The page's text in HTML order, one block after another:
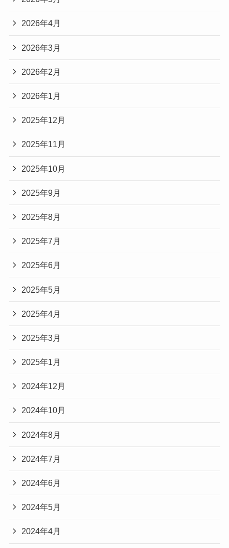
2026年4月
2026年3月
2026年2月
2026年1月
2025年12月
2025年11月
2025年10月
2025年9月
2025年8月
2025年7月
2025年6月
2025年5月
2025年4月
2025年3月
2025年1月
2024年12月
2024年10月
2024年8月
2024年7月
2024年6月
2024年5月
2024年4月